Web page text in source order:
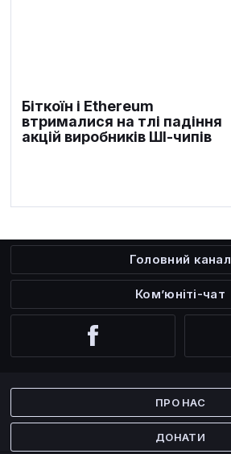
Біткоїн і Ethereum
втрималися на тлі падіння
акцій виробників ШІ-чипів
Головний канал
Ком’юніті-чат
ПРО НАС
ДОНАТИ